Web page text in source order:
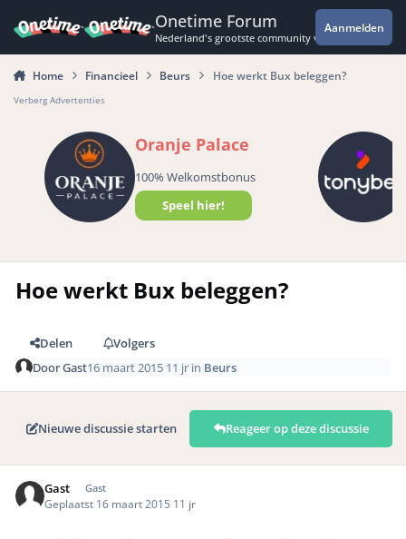
Onetime Forum
Nederland's grootste community voor de
Aanmelden
Home Financieel Beurs Hoe werkt Bux beleggen?
Verberg Advertenties
Oranje Palace
100% Welkomstbonus
Speel hier!
Hoe werkt Bux beleggen?
Delen
Volgers
DoorGast16 maart 2015 11 jr in Beurs
Nieuwe discussie starten Reageer op deze discussie
Gast Gast
Geplaatst 16 maart 2015 11 jr